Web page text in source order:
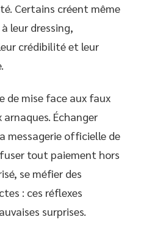
Certains créent même
leur dressing,
crédibilité et leur
de mise face aux faux
Échanger
messagerie officielle de
tout paiement hors
se méfier des
: ces réflexes
surprises.